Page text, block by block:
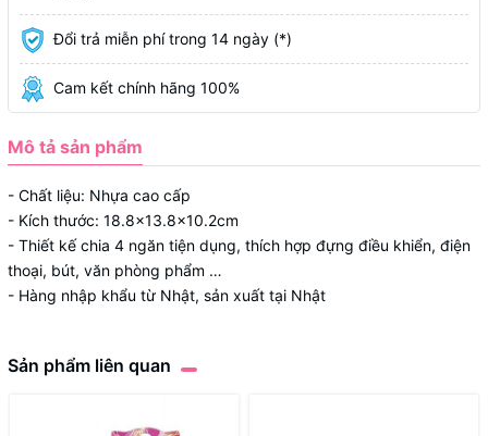
Đổi trả miễn phí trong 14 ngày (*)
Cam kết chính hãng 100%
Mô tả sản phẩm
- Chất liệu: Nhựa cao cấp
- Kích thước: 18.8x13.8x10.2cm
- Thiết kế chia 4 ngăn tiện dụng, thích hợp đựng điều khiển, điện
thoại, bút, văn phòng phẩm …
- Hàng nhập khẩu từ Nhật, sản xuất tại Nhật
Sản phẩm liên quan